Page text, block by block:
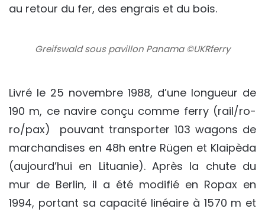
au retour du fer, des engrais et du bois.
Greifswald sous pavillon Panama ©UKRferry
Livré le 25 novembre 1988, d’une longueur de
190 m, ce navire conçu comme ferry (rail/ro-
ro/pax) pouvant transporter 103 wagons de
marchandises en 48h entre Rügen et Klaipèda
(aujourd’hui en Lituanie). Après la chute du
mur de Berlin, il a été modifié en Ropax en
1994, portant sa capacité linéaire à 1570 m et